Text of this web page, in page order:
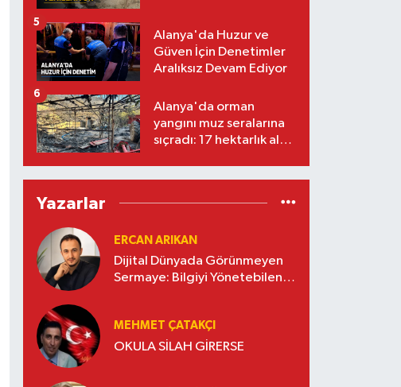
Alanya'da Huzur ve
Güven İçin Denetimler
Aralıksız Devam Ediyor
5
Alanya'da orman
yangını muz seralarına
sıçradı: 17 hektarlık alan
6
Yazarlar
ERCAN ARIKAN
Dijital Dünyada Görünmeyen
Sermaye: Bilgiyi Yönetebilen
MEHMET ÇATAKÇI
OKULA SİLAH GİRERSE